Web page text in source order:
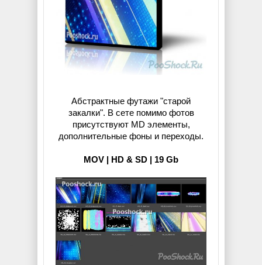
Абстрактные футажи "старой
закалки". В сете помимо фотов
присутствуют MD элементы,
дополнительные фоны и переходы.
MOV | HD & SD | 19 Gb